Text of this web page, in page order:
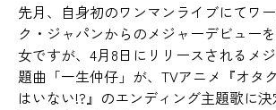
先月、自身初のワンマンライブにてワ
ク・ジャパンからのメジャーデビュー
女ですが、4月8日にリリースされるメ
題曲「一生仲仔」が、TVアニメ『オタ
はいない!?』のエンディング主題歌に